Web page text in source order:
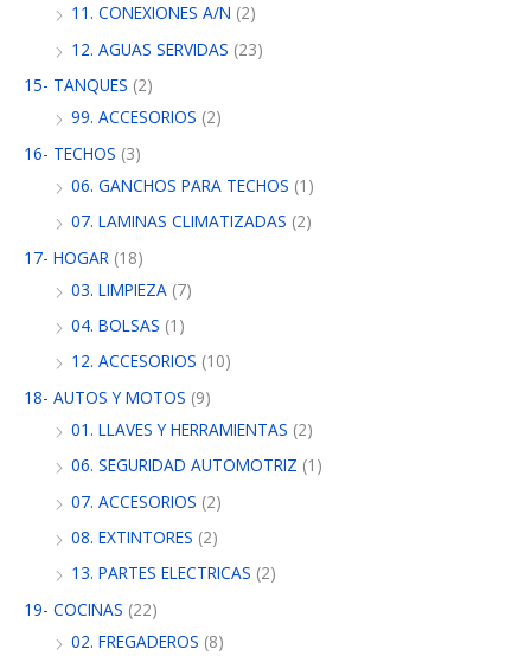
11. CONEXIONES A/N (2)
12. AGUAS SERVIDAS (23)
15- TANQUES (2)
99. ACCESORIOS (2)
16- TECHOS (3)
06. GANCHOS PARA TECHOS (1)
07. LAMINAS CLIMATIZADAS (2)
17- HOGAR (18)
03. LIMPIEZA (7)
04. BOLSAS (1)
12. ACCESORIOS (10)
18- AUTOS Y MOTOS (9)
01. LLAVES Y HERRAMIENTAS (2)
06. SEGURIDAD AUTOMOTRIZ (1)
07. ACCESORIOS (2)
08. EXTINTORES (2)
13. PARTES ELECTRICAS (2)
19- COCINAS (22)
02. FREGADEROS (8)